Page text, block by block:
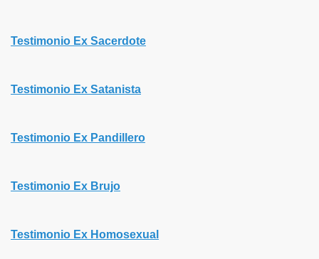
Testimonio Ex Sacerdote
Testimonio Ex Satanista
Testimonio Ex Pandillero
Testimonio Ex Brujo
Testimonio Ex Homosexual